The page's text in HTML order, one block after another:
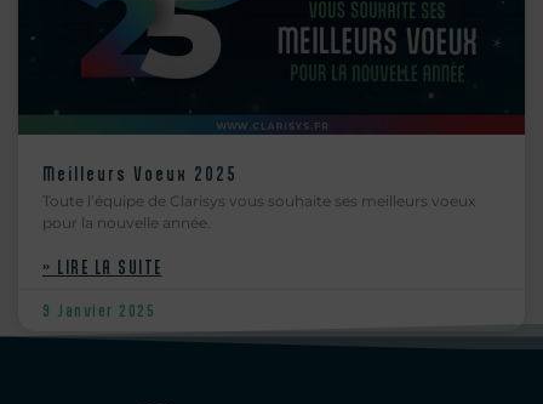
Meilleurs Voeux 2025
Toute l’équipe de Clarisys vous souhaite ses meilleurs voeux
pour la nouvelle année.
» LIRE LA SUITE
9 Janvier 2025